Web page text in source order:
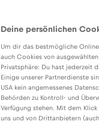
7€/GB
Deine persönlichen
Um dir das bestmögliche
auch Cookies von
Privatsphäre: Du hast jederzeit
Einige unserer Partnerdienste
USA kein angemessenes
Behörden zu Kontroll- und
Verfügung stehen. Mit dem
uns und von Drittanbietern